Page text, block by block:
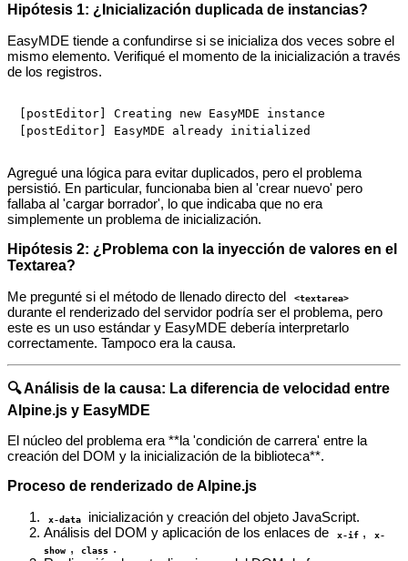
Hipótesis 1: ¿Inicialización duplicada de instancias?
EasyMDE tiende a confundirse si se inicializa dos veces sobre el
mismo elemento. Verifiqué el momento de la inicialización a través
de los registros.
[postEditor] Creating new EasyMDE instance
Agregué una lógica para evitar duplicados, pero el problema
persistió. En particular, funcionaba bien al 'crear nuevo' pero
fallaba al 'cargar borrador', lo que indicaba que no era
simplemente un problema de inicialización.
Hipótesis 2: ¿Problema con la inyección de valores en el
Textarea?
Me pregunté si el método de llenado directo del
<textarea>
durante el renderizado del servidor podría ser el problema, pero
este es un uso estándar y EasyMDE debería interpretarlo
correctamente. Tampoco era la causa.
🔍 Análisis de la causa: La diferencia de velocidad entre
Alpine.js y EasyMDE
El núcleo del problema era **la 'condición de carrera' entre la
creación del DOM y la inicialización de la biblioteca**.
Proceso de renderizado de Alpine.js
x-data
inicialización y creación del objeto JavaScript.
Análisis del DOM y aplicación de los enlaces de
x-if ,
x-
show , class .